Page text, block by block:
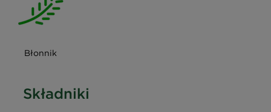
Błonnik
Składniki